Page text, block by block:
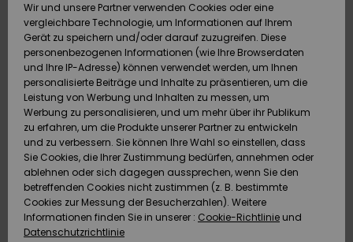
Schuhe&
Flip-Flops
Surf
Snow
Brandneu
Schuhe&
Flip-Flops
Surf
Snow
Brandneu
Highlights
Snow
SURF
Highlights
Community
SNOW
Snow Shop
Damen
Highlights
Community
DOPPELTER
RABATT
Outlet
Frauen
HILFE & KONTAKT
Retouren
Bezahlung
Geschenkkarte
Quiksilver
Freedom
Datenschutz
NACHHALTIGKEIT
Wir und unsere Partner verwenden Cookies oder eine
vergleichbare Technologie, um Informationen auf Ihrem
Gerät zu speichern und/oder darauf zuzugreifen. Diese
personenbezogenen Informationen (wie Ihre Browserdaten
und Ihre IP-Adresse) können verwendet werden, um Ihnen
personalisierte Beiträge und Inhalte zu präsentieren, um die
Leistung von Werbung und Inhalten zu messen, um
Werbung zu personalisieren, und um mehr über ihr Publikum
zu erfahren, um die Produkte unserer Partner zu entwickeln
und zu verbessern. Sie können Ihre Wahl so einstellen, dass
Sie Cookies, die Ihrer Zustimmung bedürfen, annehmen oder
ablehnen oder sich dagegen aussprechen, wenn Sie den
betreffenden Cookies nicht zustimmen (z. B. bestimmte
Cookies zur Messung der Besucherzahlen). Weitere
Informationen finden Sie in unserer : Cookie-Richtlinie und
Datenschutzrichtlinie